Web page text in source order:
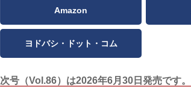
Amazon
ヨドバシ・ドット・コム
次号（Vol.86）は2026年6月30日発売です。